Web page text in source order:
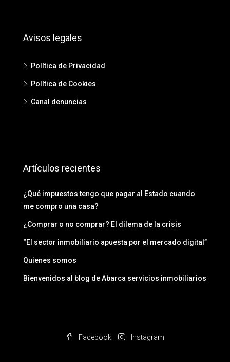
Avisos legales
Política de Privacidad
Política de Cookies
Canal denuncias
Artículos recientes
¿Qué impuestos tengo que pagar al Estado cuando
me compro una casa?
¿Comprar o no comprar? El dilema de la crisis
“El sector inmobiliario apuesta por el mercado digital”
Quienes somos
Bienvenidos al blog de Abarca servicios inmobiliarios
Facebook Instagram